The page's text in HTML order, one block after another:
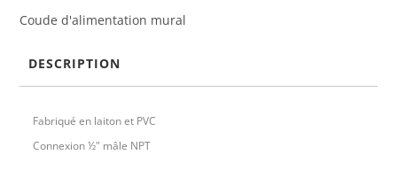
Coude d'alimentation mural
DESCRIPTION
Fabriqué en laiton et PVC
Connexion ½" mâle NPT